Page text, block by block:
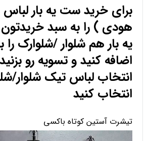
برای خرید ست یه بار
هودی ) را به سبد خریدتون
یه بار هم شلوار /شلوارک
اضافه کنید و تسویه رو
انتخاب لباس تیک شلوار/
انتخاب کنید
تیشرت آستین کوتاه باکسی